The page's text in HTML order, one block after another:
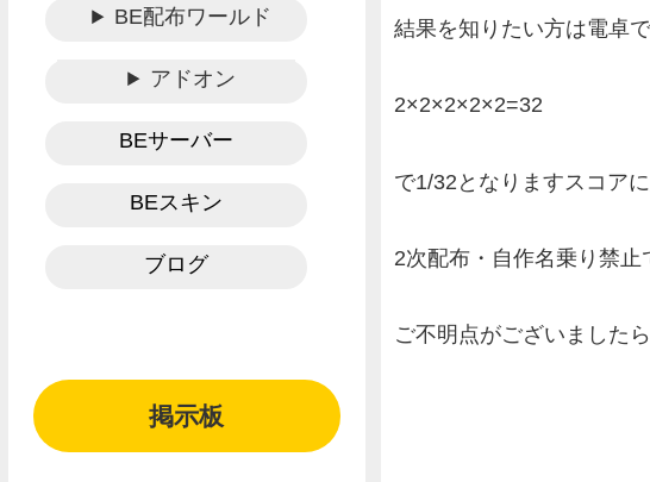
結果を知りたい方は電卓
2×2×2×2×2=32
で1/32となりますスコア
2次配布・自作名乗り禁止
ご不明点がございました
BE配布ワールド
アドオン
BEサーバー
BEスキン
ブログ
掲示板